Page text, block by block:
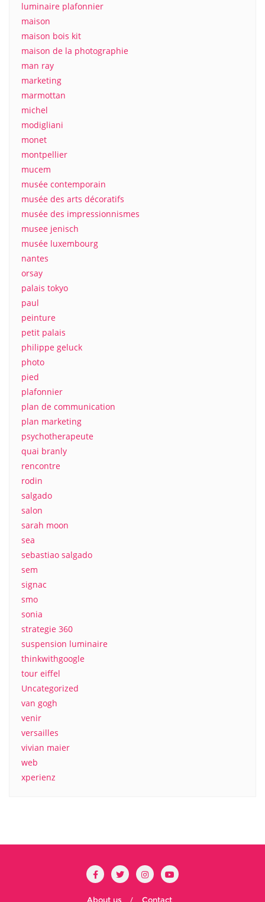
luminaire plafonnier
maison
maison bois kit
maison de la photographie
man ray
marketing
marmottan
michel
modigliani
monet
montpellier
mucem
musée contemporain
musée des arts décoratifs
musée des impressionnismes
musee jenisch
musée luxembourg
nantes
orsay
palais tokyo
paul
peinture
petit palais
philippe geluck
photo
pied
plafonnier
plan de communication
plan marketing
psychotherapeute
quai branly
rencontre
rodin
salgado
salon
sarah moon
sea
sebastiao salgado
sem
signac
smo
sonia
strategie 360
suspension luminaire
thinkwithgoogle
tour eiffel
Uncategorized
van gogh
venir
versailles
vivian maier
web
xperienz
About us Contact